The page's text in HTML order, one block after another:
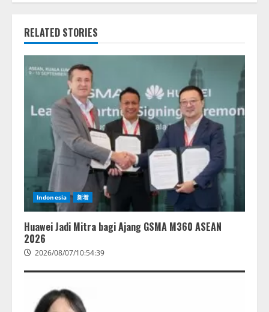
RELATED STORIES
Indonesia 新着
Huawei Jadi Mitra bagi Ajang GSMA M360 ASEAN
2026
2026/08/07/10:54:39